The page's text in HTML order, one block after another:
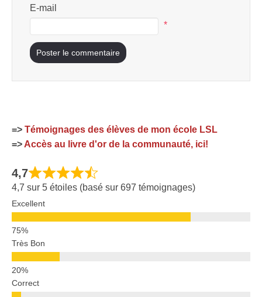
E-mail
*
=> Témoignages des élèves de mon école LSL
=> Accès au livre d'or de la communauté, ici!
4,7
4,7 sur 5 étoiles (basé sur 697 témoignages)
Excellent
Très Bon
Correct